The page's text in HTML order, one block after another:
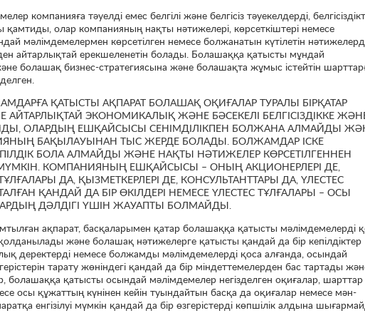
компанияға тәуелді емес белгілі және белгісіз тәуекелдерді,
олар компанияның нақты нәтижелері, көрсеткіштері немесе
мәлімдемелермен көрсетілген немесе болжанатын күтілетін
айтарлықтай ерекшеленетін болады. Болашаққа қатысты мұндай
болашақ бизнес-стратегиясына және болашақта жұмыс істейтін
ҚАТЫСТЫ АҚПАРАТ БОЛАШАҚ ОҚИҒАЛАР ТУРАЛЫ БІРҚАТАР
АЙТАРЛЫҚТАЙ ЭКОНОМИКАЛЫҚ ЖӘНЕ БӘСЕКЕЛІ БЕЛГІСІЗДІККЕ
ОЛАРДЫҢ ЕШҚАЙСЫСЫ СЕНІМДІЛІКПЕН БОЛЖАНА АЛМАЙДЫ
БАҚЫЛАУЫНАН ТЫС ЖЕРДЕ БОЛАДЫ. БОЛЖАМДАР ІСКЕ
БОЛА АЛМАЙДЫ ЖӘНЕ НАҚТЫ НӘТИЖЕЛЕР КӨРСЕТІЛГЕННЕН
КОМПАНИЯНЫҢ ЕШҚАЙСЫСЫ – ОНЫҢ АКЦИОНЕРЛЕРІ ДЕ,
ДА, ҚЫЗМЕТКЕРЛЕРІ ДЕ, КОНСУЛЬТАНТТАРЫ ДА, ҮЛЕСТЕС
ҚАНДАЙ ДА БІР ӨКІЛДЕРІ НЕМЕСЕ ҮЛЕСТЕС ТҰЛҒАЛАРЫ – ОСЫ
ДӘЛДІГІ ҮШІН ЖАУАПТЫ БОЛМАЙДЫ.
ақпарат, басқаларымен қатар болашаққа қатысты мәлімдемелерді
және болашақ нәтижелерге қатысты қандай да бір кепілдіктер
деректерді немесе болжамды мәлімдемелерді қоса алғанда, осындай
тарату жөніндегі қандай да бір міндеттемелерден бас тартады
болашаққа қатысты осындай мәлімдемелер негізделген оқиғалар, шарттар
осы құжаттың күнінен кейін туындайтын басқа да оқиғалар немесе мән-
енгізілуі мүмкін қандай да бір өзгерістерді көпшілік алдына